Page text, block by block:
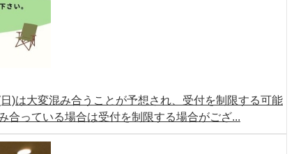
)は大変混み合うことが予想され、受付を制限する可能
合っている場合は受付を制限する場合がござ...